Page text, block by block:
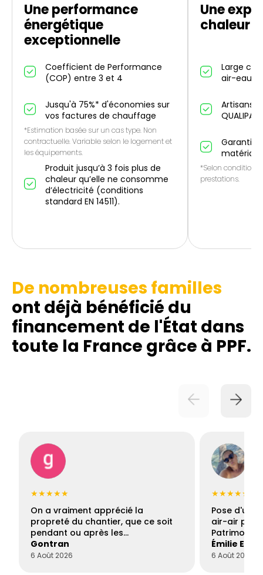
Une performance
énergétique
exceptionnelle
Coefficient de Performance
(COP) entre 3 et 4
Jusqu'à 75%* d'économies sur
vos factures de chauffage
*Estimation basée sur un cas type. Non
contractuelle. Variable selon le logement et
les équipements.
Produit jusqu’à 3 fois plus de
chaleur qu’elle ne consomme
d’électricité (conditions
standard EN 14511).
Une
chaleur
Large
air-eau
Artisans
QUALIPAC
Garantie
matériaux
*Selon conditions
prestations.
De nombreuses familles
ont déjà bénéficié du
financement de l'État dans
toute la France grâce à PPF.
★★★★★
On a vraiment apprécié la
propreté du chantier, que ce soit
pendant ou après les…
Gontran
6 Août 2026
★★★★★
Pose d'une
air-air par
Patrimoine
Émilie
6 Août 2026